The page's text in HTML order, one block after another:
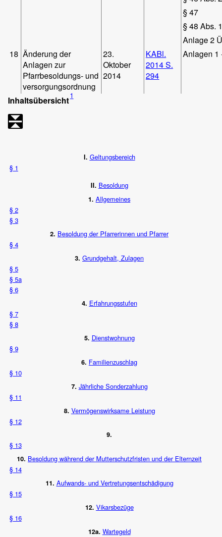
§ 47
§ 48 Abs.
Anlage 2
18 Änderung der
Anlagen zur
Pfarrbesoldungs- und
versorgungsordnung
23.
Oktober
2014
KABl.
2014 S.
294
Anlagen 1
Inhaltsübersicht1
I. Geltungsbereich
§ 1
II. Besoldung
1. Allgemeines
§ 2
§ 3
2. Besoldung der Pfarrerinnen und Pfarrer
§ 4
3. Grundgehalt, Zulagen
§ 5
§ 5a
§ 6
4. Erfahrungsstufen
§ 7
§ 8
5. Dienstwohnung
§ 9
6. Familienzuschlag
§ 10
7. Jährliche Sonderzahlung
§ 11
8. Vermögenswirksame Leistung
§ 12
9.
§ 13
10. Besoldung während der Mutterschutzfristen und der Elternzeit
§ 14
11. Aufwands- und Vertretungsentschädigung
§ 15
12. Vikarsbezüge
§ 16
12a. Wartegeld